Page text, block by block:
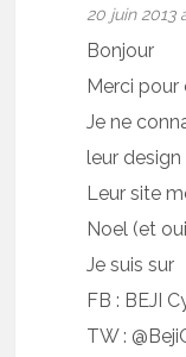
20 juin 2013
Bonjour
Merci pour
Je ne
leur
Leur site
Noel (et
Je suis sur
FB : BEJI
TW :